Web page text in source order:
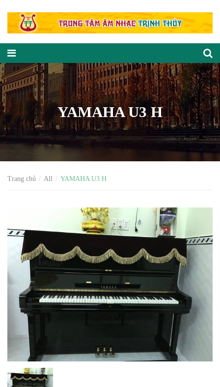
YAMAHA U3 H
Trang chủ All YAMAHA U3 H